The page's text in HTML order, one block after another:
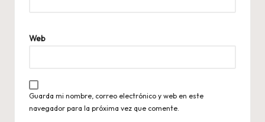
Web
Guarda mi nombre, correo electrónico y web en este
navegador para la próxima vez que comente.